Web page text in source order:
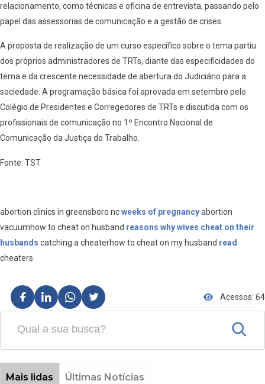
relacionamento, como técnicas e oficina de entrevista, passando pelo
papel das assessorias de comunicação e a gestão de crises.
A proposta de realização de um curso específico sobre o tema partiu
dos próprios administradores de TRTs, diante das especificidades do
tema e da crescente necessidade de abertura do Judiciário para a
sociedade. A programação básica foi aprovada em setembro pelo
Colégio de Presidentes e Corregedores de TRTs e discutida com os
profissionais de comunicação no 1º Encontro Nacional de
Comunicação da Justiça do Trabalho.
Fonte: TST
abortion clinics in greensboro ncweeks of pregnancyabortion
vacuumhow to cheat on husband reasons why wives cheat on their
husbands catching a cheaterhow to cheat on my husband read
cheaters
Acessos: 64
Mais lidas Últimas Notícias